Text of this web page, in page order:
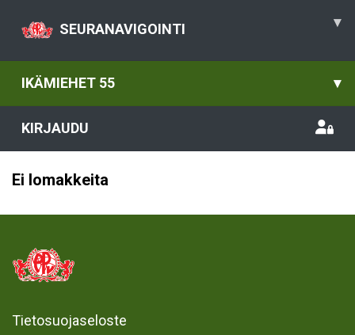
SEURANAVIGOINTI ▾
IKÄMIEHET 55 ▾
KIRJAUDU
Ei lomakkeita
Tietosuojaseloste